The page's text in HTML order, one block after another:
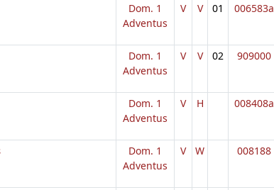
Dom. 1
Adventus
V V 01 006583a
Dom. 1
Adventus
V V 02 909000
Dom. 1
Adventus
V H 008408a
Dom. 1
Adventus
V W 008188